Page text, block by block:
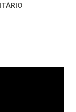
está presente
às
se procura
que a